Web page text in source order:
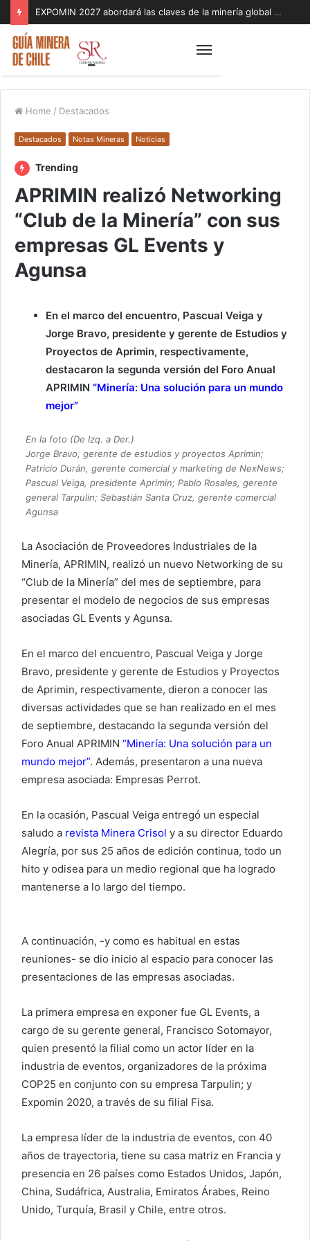
EXPOMIN 2027 abordará las claves de la minería global con foco en geopolítica, inteligencia artificial y sostenibilidad
Home / Destacados
Destacados Notas Mineras Noticias
Trending
APRIMIN realizó Networking
“Club de la Minería” con sus
empresas GL Events y
Agunsa
En el marco del encuentro, Pascual Veiga y
Jorge Bravo, presidente y gerente de Estudios y
Proyectos de Aprimin, respectivamente,
destacaron la segunda versión del Foro Anual
APRIMIN “Minería: Una solución para un mundo
mejor”
En la foto (De Izq. a Der.)
Jorge Bravo, gerente de estudios y proyectos Aprimin;
Patricio Durán, gerente comercial y marketing de NexNews;
Pascual Veiga, presidente Aprimin; Pablo Rosales, gerente
general Tarpulin; Sebastián Santa Cruz, gerente comercial
Agunsa
La Asociación de Proveedores Industriales de la
Minería, APRIMIN, realizó un nuevo Networking de su
“Club de la Minería” del mes de septiembre, para
presentar el modelo de negocios de sus empresas
asociadas GL Events y Agunsa.
En el marco del encuentro, Pascual Veiga y Jorge
Bravo, presidente y gerente de Estudios y Proyectos
de Aprimin, respectivamente, dieron a conocer las
diversas actividades que se han realizado en el mes
de septiembre, destacando la segunda versión del
Foro Anual APRIMIN “Minería: Una solución para un
mundo mejor”. Además, presentaron a una nueva
empresa asociada: Empresas Perrot.
En la ocasión, Pascual Veiga entregó un especial
saludo a revista Minera Crisol y a su director Eduardo
Alegría, por sus 25 años de edición continua, todo un
hito y odisea para un medio regional que ha logrado
mantenerse a lo largo del tiempo.
A continuación, -y como es habitual en estas
reuniones- se dio inicio al espacio para conocer las
presentaciones de las empresas asociadas.
La primera empresa en exponer fue GL Events, a
cargo de su gerente general, Francisco Sotomayor,
quien presentó la filial como un actor líder en la
industria de eventos, organizadores de la próxima
COP25 en conjunto con su empresa Tarpulin; y
Expomin 2020, a través de su filial Fisa.
La empresa líder de la industria de eventos, con 40
años de trayectoria, tiene su casa matriz en Francia y
presencia en 26 países como Estados Unidos, Japón,
China, Sudáfrica, Australia, Emiratos Árabes, Reino
Unido, Turquía, Brasil y Chile, entre otros.